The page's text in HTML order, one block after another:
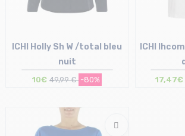
ICHI Holly Sh W /total bleu
nuit
10€ 49,99 € -80%
ICHI
17,47€